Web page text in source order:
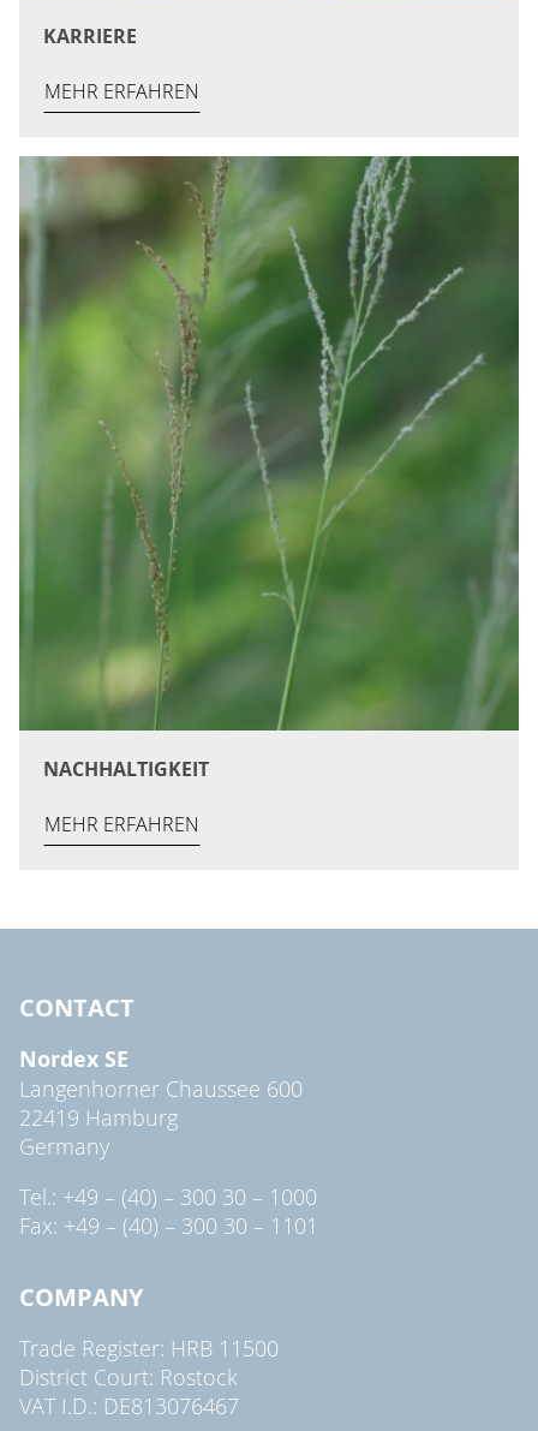
KARRIERE
MEHR ERFAHREN
NACHHALTIGKEIT
MEHR ERFAHREN
CONTACT
Nordex SE
Langenhorner Chaussee 600
22419 Hamburg
Germany
Tel.: +49 – (40) – 300 30 – 1000
Fax: +49 – (40) – 300 30 – 1101
COMPANY
Trade Register: HRB 11500
District Court: Rostock
VAT I.D.: DE813076467